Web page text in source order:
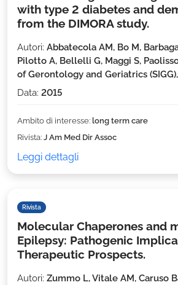
with type 2 diabetes and
from the DIMORA study.
Autori: Abbatecola AM, Bo M,
Pilotto A, Bellelli G, Maggi S,
of Gerontology and Geriatrics
Data: 2015
Ambito di interesse: long term care
Rivista: J Am Med Dir Assoc
Leggi dettagli
Rivista
Molecular Chaperones and
Epilepsy: Pathogenic
Therapeutic Prospects.
Autori: Zummo L, Vitale AM, Caruso